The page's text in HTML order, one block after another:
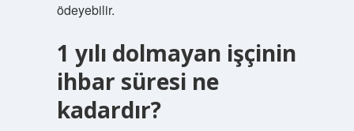
ödeyebilir.
1 yılı dolmayan işçinin
ihbar süresi ne
kadardır?